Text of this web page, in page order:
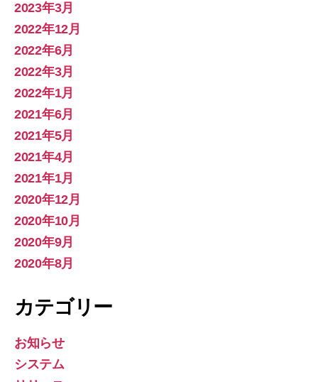
2023年3月
2022年12月
2022年6月
2022年3月
2022年1月
2021年6月
2021年5月
2021年4月
2021年1月
2020年12月
2020年10月
2020年9月
2020年8月
カテゴリー
お知らせ
システム